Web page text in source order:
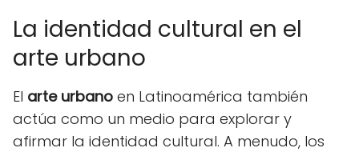
La identidad cultural en el
arte urbano
El arte urbano en Latinoamérica también
actúa como un medio para explorar y
afirmar la identidad cultural. A menudo, los